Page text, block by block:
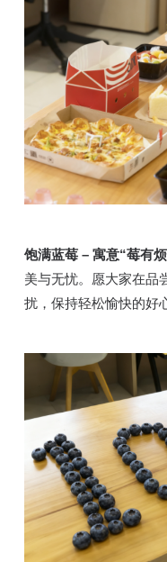
饱满蓝莓– 寓意“莓有
美与无忧。愿大家在品
扰，保持轻松愉快的好